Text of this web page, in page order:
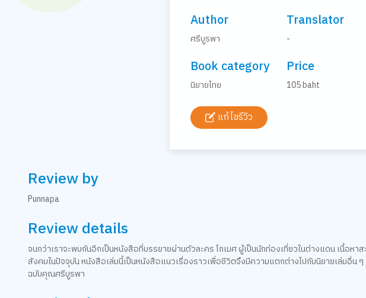
Author
ศรีบูรพา
Translator
-
Book category
นิยายไทย
Price
105 baht
แก้ไขรีวิว
Review by
Punnapa
Review details
จนกว่าเราจะพบกันอีกเป็นหนังสือที่บรรยายผ่านตัวละคร โกเมศ ผู้เป็นนักท่องเที่ยวในต่างแดน เนื้อห
สังคมในปัจจุบัน หนังสือเล่มนี้เป็นหนังสือแนวเรื่องราวเพื่อชีวิตจึงมีความแตกต่างไปกับนิยายเล่มอื่
ฉบับคุณศรีบูรพา